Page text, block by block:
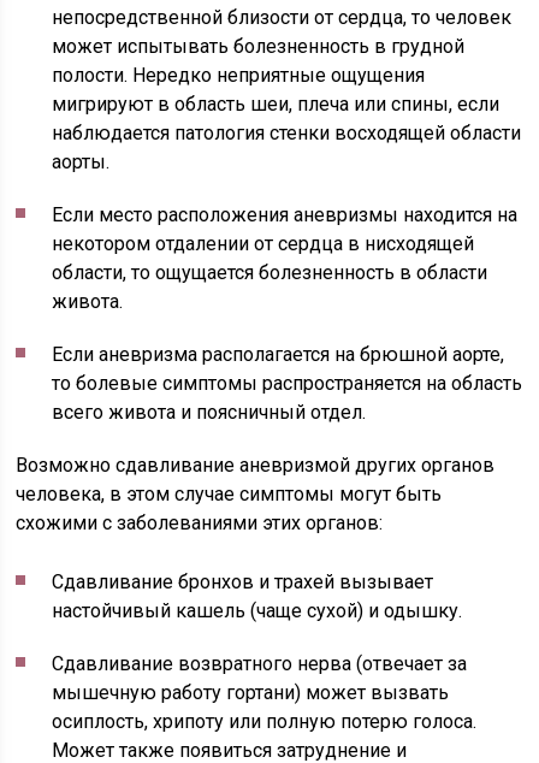
непосредственной близости от сердца, то человек
может испытывать болезненность в грудной
полости. Нередко неприятные ощущения
мигрируют в область шеи, плеча или спины, если
наблюдается патология стенки восходящей области
аорты.
Если место расположения аневризмы находится на
некотором отдалении от сердца в нисходящей
области, то ощущается болезненность в области
живота.
Если аневризма располагается на брюшной аорте,
то болевые симптомы распространяется на область
всего живота и поясничный отдел.
Возможно сдавливание аневризмой других органов
человека, в этом случае симптомы могут быть
схожими с заболеваниями этих органов:
Сдавливание бронхов и трахей вызывает
настойчивый кашель (чаще сухой) и одышку.
Сдавливание возвратного нерва (отвечает за
мышечную работу гортани) может вызвать
осиплость, хрипоту или полную потерю голоса.
Может также появиться затруднение и